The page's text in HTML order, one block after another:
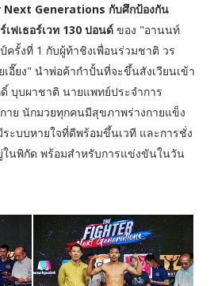
Generations กับศึกป้องกัน
ฟเธอร์เวท 130 ปอนด์ของ "อานนท์
รั้งที่ 1 กับผู้ท้าชิงเพื่อนร่วมชาติ วร
อี๊ยง" นำพ่อค้ากำปั้นที่จะขึ้นสังเวียนเข้า
บุบผาชาติ นายแพทย์ประจำการ
าย นักมวยทุกคนมีสุขภาพร่างกายแข็ง
ะบบหายใจที่ดีพร้อมขึ้นเวที และการชั่ง
นพิกัด พร้อมสำหรับการแข่งขันในวัน